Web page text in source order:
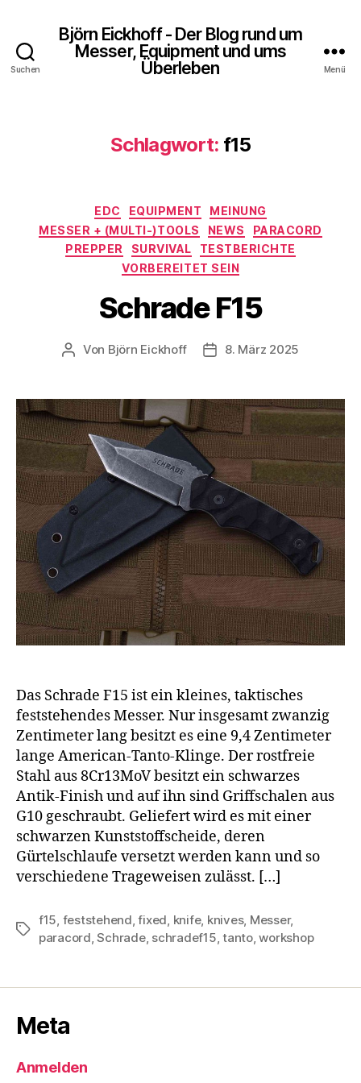
Suchen
Björn Eickhoff - Der Blog rund um
Messer, Equipment und ums
Überleben
Menü
Schlagwort: f15
Kategorien
EDC EQUIPMENT
MEINUNG
MESSER + (MULTI-)TOOLS
NEWS
PARACORD
PREPPER
SURVIVAL
TESTBERICHTE
VORBEREITET SEIN
Schrade F15
Beitragsautor
Von Björn Eickhoff Veröffentlichungsdatum
8. März 2025
Das Schrade F15 ist ein kleines, taktisches
feststehendes Messer. Nur insgesamt zwanzig
Zentimeter lang besitzt es eine 9,4 Zentimeter
lange American-Tanto-Klinge. Der rostfreie
Stahl aus 8Cr13MoV besitzt ein schwarzes
Antik-Finish und auf ihn sind Griffschalen aus
G10 geschraubt. Geliefert wird es mit einer
schwarzen Kunststoffscheide, deren
Gürtelschlaufe versetzt werden kann und so
verschiedene Trageweisen zulässt. […]
Schlagwörter
f15, feststehend,fixed, knife, knives, Messer,
paracord,Schrade, schradef15,tanto,workshop
Meta
Anmelden